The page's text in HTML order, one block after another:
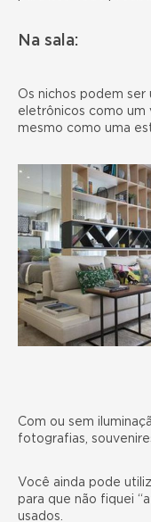
Na sala:
Os nichos podem ser
eletrônicos como um
mesmo como uma
Com ou sem
fotografias,
Você ainda pode
para que não fiquei
usados.